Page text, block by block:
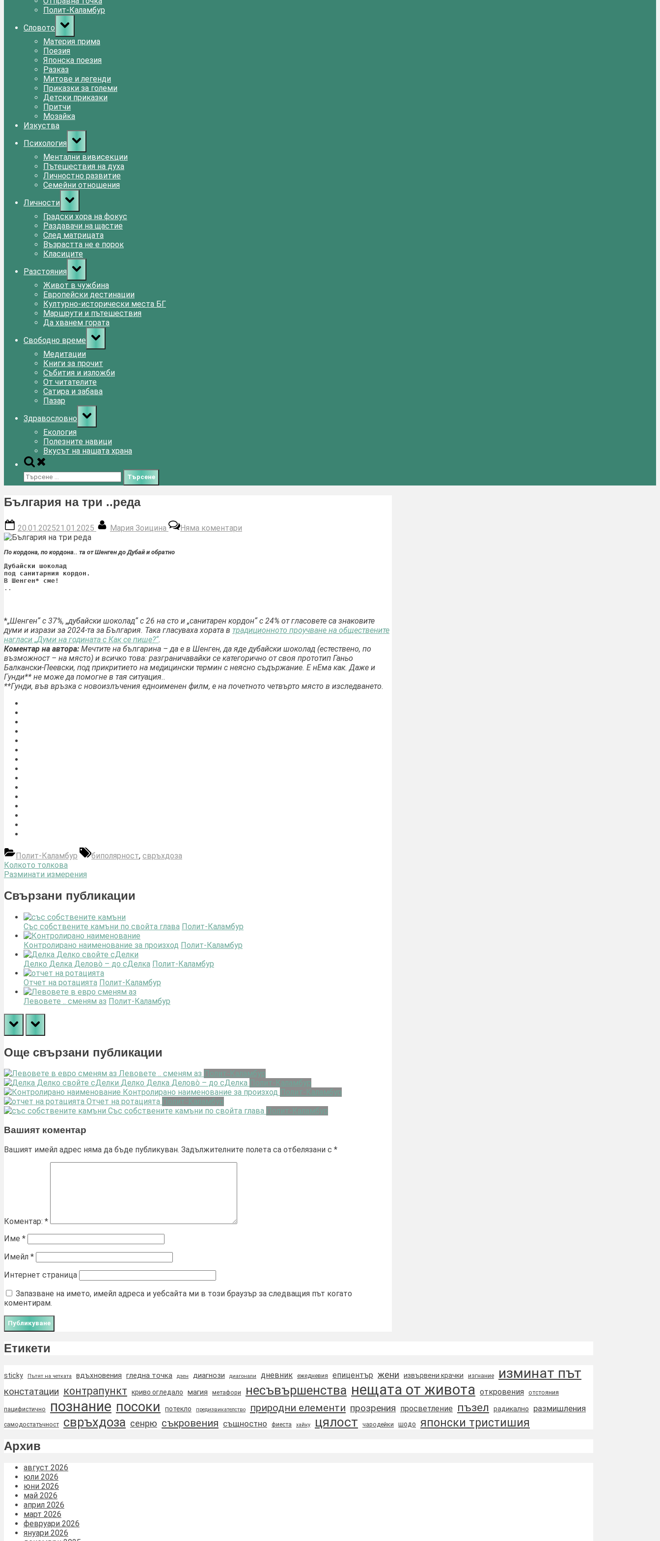
Полит-Каламбур
Словото
Toggle
sub-
menu
Материя прима
Поезия
Японска поезия
Разказ
Митове и легенди
Приказки за големи
Детски приказки
Притчи
Мозайка
Изкуства
Психология
Toggle
sub-
menu
Ментални вивисекции
Пътешествия на духа
Личностно развитие
Семейни отношения
Личности
Toggle
sub-
menu
Градски хора на фокус
Раздавачи на щастие
След матрицата
Възрастта не е порок
Класиците
Разстояния
Toggle
sub-
menu
Живот в чужбина
Европейски дестинации
Културно-исторически места БГ
Маршрути и пътешествия
Да хванем гората
Свободно време
Toggle
sub-
menu
Медитации
Книги за прочит
Събития и изложби
От читателите
Сатира и забава
Пазар
Здравословно
Toggle
sub-
menu
Екология
Полезните навици
Вкусът на нашата храна
Toggle
search
form
Търсене
за:
България на три ..реда
Posted
on
20.01.202521.01.2025
By
Мария Зоицина Няма коментариБългария
По кордона, по кордона.. та от Шенген до Дубай и обратно
Дубайски шоколад
под санитарния кордон.
В Шенген* сме!
..
*„Шенген“ с 37%, „дубайски шоколад“ с 26 на сто и „санитарен кордон“ с 24% от гласовете са знаковите
думи и изрази за 2024-та за България. Така гласуваха хората в традиционното проучване на обществените
нагласи „Думи на годината с Как се пише?“.
Коментар на автора: Мечтите на българина – да е в Шенген, да яде дубайски шоколад (естествено, по
възможност – на място) и всичко това: разграничавайки се категорично от своя прототип Ганьо
Балкански-Пеевски, под прикритието на медицински термин с неясно съдържание. Е нЕма как. Даже и
Гунди** не може да помогне в тая ситуация..
**Гунди, във връзка с новоизлъчения едноименен филм, е на почетното четвърто място в изследването.
Полит-Каламбур
Tags:
биполярност, свръхдоза
Навигация
Previous
Post:
Колкото толкова
Next
Разминати измерения
Свързани публикации
Със собствените камъни по свойта глава Полит-Каламбур
Контролирано наименование за произход Полит-Каламбур
Делко Делка Деловò – до сДелка Полит-Каламбур
Отчет на ротацията Полит-Каламбур
Левовете .. сменям аз Полит-Каламбур
prev next
Още свързани публикации
Левовете .. сменям аз Полит-Каламбур
Делко Делка Деловò – до сДелка Полит-Каламбур
Контролирано наименование за произход Полит-Каламбур
Отчет на ротацията Полит-Каламбур
Със собствените камъни по свойта глава Полит-Каламбур
Вашият коментар
Вашият имейл адрес няма да бъде публикуван. Задължителните полета са отбелязани с *
Коментар: *
Име *
Имейл *
Интернет страница
Запазване на името, имейл адреса и уебсайта ми в този браузър за следващия път когато
коментирам.
Етикети
sticky Пътят на четката вдъхновения гледна точка дзен диагнози диагонали дневник ежедневия епицентър жени извървени крачки изгнание изминат път
констатации контрапункт криво огледало магия метафори несъвършенства нещата от живота откровения отстояния
пацифистично познание посоки потекло предизвикателство природни елементи прозрения просветление пъзел радикално размишления
самодостатъчност свръхдоза сенрю съкровения същностно фиеста хайку цялост чародейки шодо
японски тристишия
Архив
август 2026
юли 2026
юни 2026
май 2026
април 2026
март 2026
февруари 2026
януари 2026